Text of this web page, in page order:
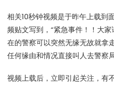
相关10秒钟视频是于昨午上载到
频贴文写到，“紧急事件！！大
在的警察可以突然无缘无故就拿
任何缘由和情况直接叫人去警察局
视频上载后，立即引起关注，有